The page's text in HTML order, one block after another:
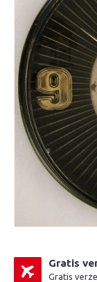
Gratis
Gratis